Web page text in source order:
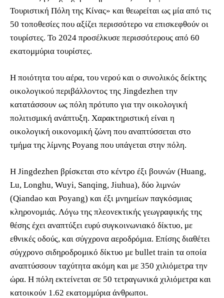
Τουριστική Πόλη της Κίνας» και θεωρείται ως μία από τις
50 τοποθεσίες που αξίζει περισσότερο να επισκεφθούν οι
τουρίστες. Το 2024 προσέλκυσε περισσότερους από 60
εκατομμύρια τουρίστες.
Η ποιότητα του αέρα, του νερού και ο συνολικός δείκτης
οικολογικού περιβάλλοντος της Jingdezhen την
κατατάσσουν ως πόλη πρότυπο για την οικολογική
πολιτισμική ανάπτυξη. Χαρακτηριστική είναι η
οικολογική οικονομική ζώνη που αναπτύσσεται στο
τμήμα της λίμνης Poyang που υπάγεται στην πόλη.
Η Jingdezhen βρίσκεται στο κέντρο έξι βουνών (Huang,
Lu, Longhu, Wuyi, Sanqing, Jiuhua), δύο λιμνών
(Qiandao και Poyang) και έξι μνημείων παγκόσμιας
κληρονομιάς. Λόγω της πλεονεκτικής γεωγραφικής της
θέσης έχει αναπτύξει ευρύ συγκοινωνιακό δίκτυο, με
εθνικές οδούς, και σύγχρονα αεροδρόμια. Επίσης διαθέτει
σύγχρονο σιδηροδρομικό δίκτυο με bullet train τα οποία
αναπτύσσουν ταχύτητα ακόμη και με 350 χιλιόμετρα την
ώρα. Η πόλη εκτείνεται σε 50 τετραγωνικά χιλιόμετρα και
κατοικούν 1.62 εκατομμύρια άνθρωποι.